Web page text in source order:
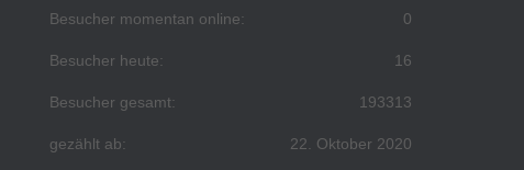
0
Besucher momentan online:
16
Besucher heute:
193313
Besucher gesamt:
22. Oktober 2020
gezählt ab: